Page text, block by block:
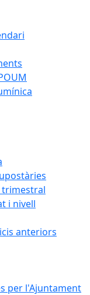
trimestral
i nivell
anteriors
per l'Ajuntament